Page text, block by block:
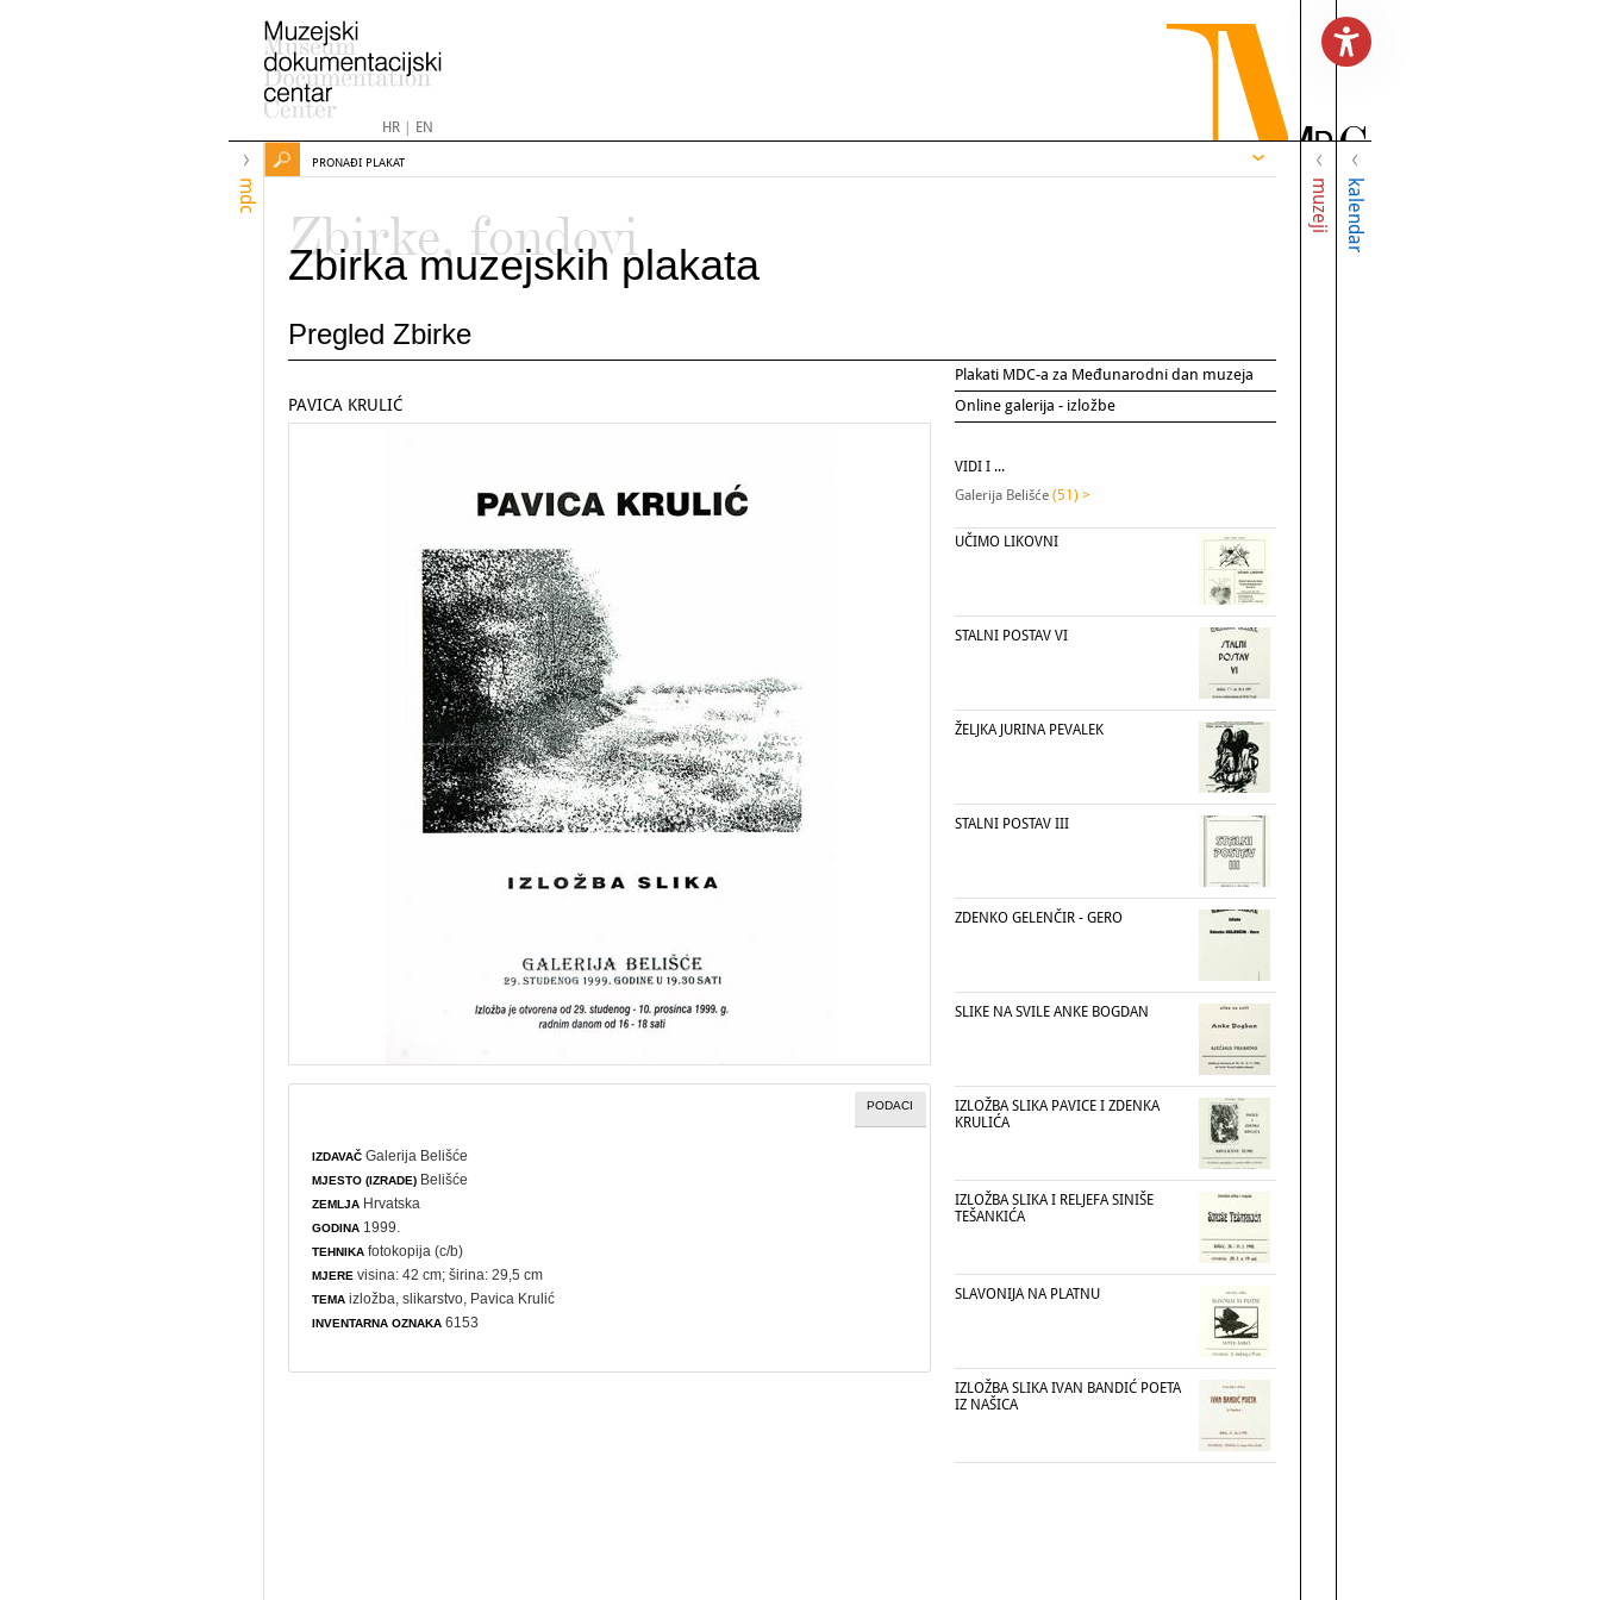
HR| EN
mdc muzeji kalendar
PRONAĐI PLAKAT
Zbirke, fondovi
Zbirka muzejskih plakata
Pregled Zbirke
Plakati MDC-a za Međunarodni dan muzeja
Online galerija - izložbe
PAVICA KRULIĆ
PODACI
IZDAVAČ Galerija Belišće
MJESTO (IZRADE) Belišće
ZEMLJA Hrvatska
GODINA 1999.
TEHNIKA fotokopija (c/b)
MJERE visina: 42 cm; širina: 29,5 cm
TEMA izložba ,slikarstvo , Pavica Krulić
INVENTARNA OZNAKA 6153
VIDI I ...
Galerija Belišće (51) >
UČIMO LIKOVNI
STALNI POSTAV VI
ŽELJKA JURINA PEVALEK
STALNI POSTAV III
ZDENKO GELENČIR - GERO
SLIKE NA SVILE ANKE BOGDAN
IZLOŽBA SLIKA PAVICE I ZDENKA
KRULIĆA
IZLOŽBA SLIKA I RELJEFA SINIŠE
TEŠANKIĆA
SLAVONIJA NA PLATNU
IZLOŽBA SLIKA IVAN BANDIĆ POETA
IZ NAŠICA